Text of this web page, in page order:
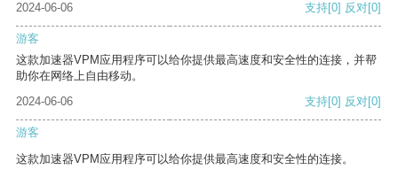
2024-06-06 支持[0] 反对[0]
游客
这款加速器VPM应用程序可以给你提供最高速度和安全性的连接，并帮
助你在网络上自由移动。
2024-06-06
支持[0] 反对[0]
游客
这款加速器VPM应用程序可以给你提供最高速度和安全性的连接。